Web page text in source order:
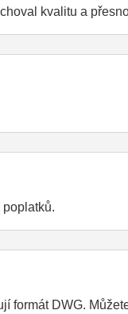
kvalitu a
formát DWG.